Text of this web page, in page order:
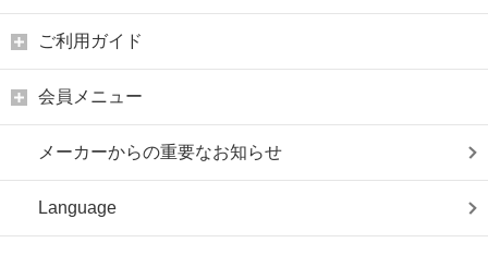
ご利用ガイド
会員メニュー
メーカーからの重要なお知らせ
Language